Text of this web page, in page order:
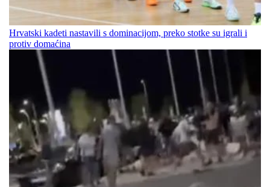
Hrvatski kadeti nastavili s dominacijom, preko stotke su igrali i
protiv domaćina